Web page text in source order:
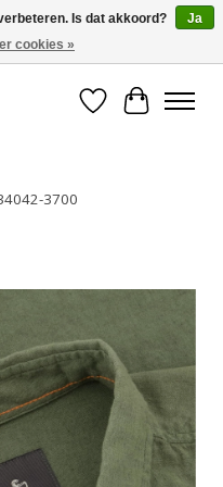
Verlanglijst
3700
Is dat akkoord?
Ja
cookies »